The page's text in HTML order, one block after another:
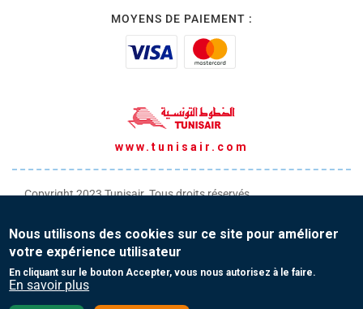
MOYENS DE PAIEMENT :
www.tunisair.com
Copyright 2023 Tunisair. Tous droits réservés
Conditions générales de Vente
Protection de vos données personnelles
Nous utilisons des cookies sur ce site pour améliorer
votre expérience utilisateur
En cliquant sur le bouton Accepter, vous nous autorisez à le faire.
En savoir plus